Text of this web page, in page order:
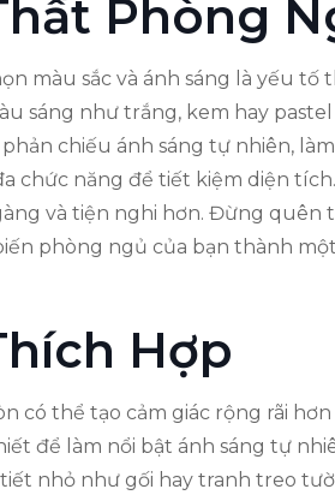
Phòng
màu sắc và ánh sáng là yếu
như trắng, kem hay pastel
chiếu ánh sáng tự nhiên,
chức năng để tiết kiệm diện
và tiện nghi hơn. Đừng quên
phòng ngủ của bạn thành
Hợp
có thể tạo cảm giác rộng rãi
để làm nổi bật ánh sáng tự
nhỏ như gối hay tranh treo